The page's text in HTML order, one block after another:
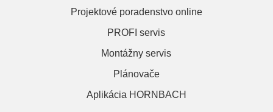
Projektové poradenstvo online
PROFI servis
Montážny servis
Plánovače
Aplikácia HORNBACH